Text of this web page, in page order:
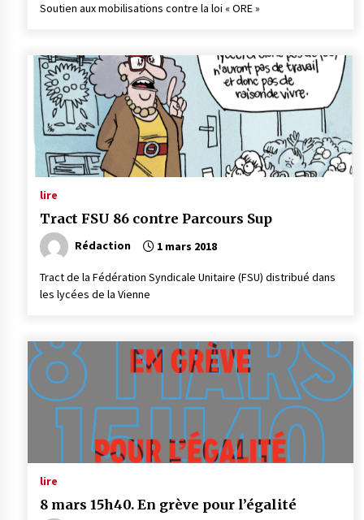
Soutien aux mobilisations contre la loi « ORE »
lire
Tract FSU 86 contre Parcours Sup
Rédaction 1 mars 2018
Tract de la Fédération Syndicale Unitaire (FSU) distribué dans
les lycées de la Vienne
lire
8 mars 15h40. En grève pour l’égalité